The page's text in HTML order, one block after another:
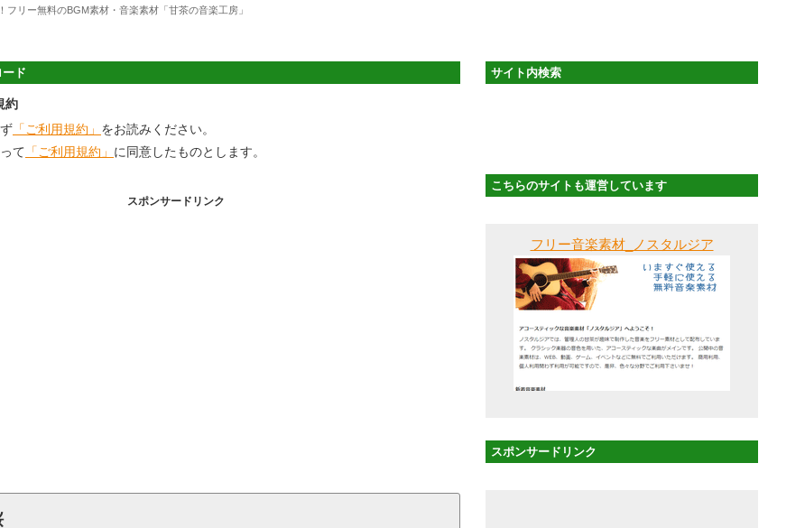
リー無料のBGM素材・音楽素材「甘茶の音楽工房」
ド
約
「ご利用規約」 をお読みください。
て 「ご利用規約」 に同意したものとします。
スポンサードリンク
サイト内検索
こちらのサイトも運営しています
フリー音楽素材_ノスタルジア
スポンサードリンク